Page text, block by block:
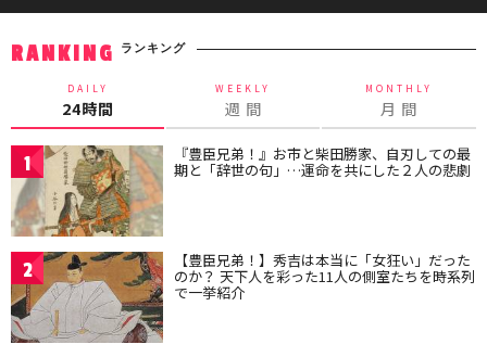
RANKING ランキング
DAILY
24時間
WEEKLY
週 間
MONTHLY
月 間
1 『豊臣兄弟！』お市と柴田勝家、自刃しての最
期と「辞世の句」…運命を共にした２人の悲劇
2 【豊臣兄弟！】秀吉は本当に「女狂い」だった
のか？ 天下人を彩った11人の側室たちを時系列
で一挙紹介